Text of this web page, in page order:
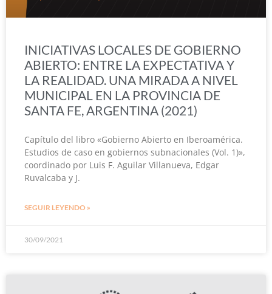
INICIATIVAS LOCALES DE GOBIERNO
ABIERTO: ENTRE LA EXPECTATIVA Y
LA REALIDAD. UNA MIRADA A NIVEL
MUNICIPAL EN LA PROVINCIA DE
SANTA FE, ARGENTINA (2021)
Capítulo del libro «Gobierno Abierto en Iberoamérica.
Estudios de caso en gobiernos subnacionales (Vol. 1)»,
coordinado por Luis F. Aguilar Villanueva, Edgar
Ruvalcaba y J.
SEGUIR LEYENDO »
30/09/2021